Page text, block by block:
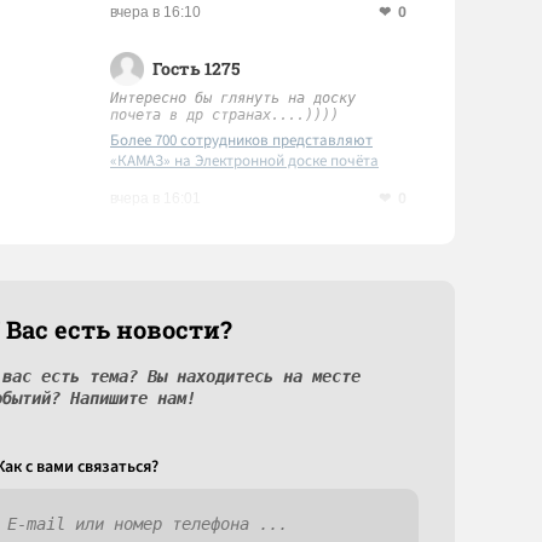
вчера в 16:10 0
Гость 1275
Интересно бы глянуть на доску
почета в др странах....))))
Более 700 сотрудников представляют
«КАМАЗ» на Электронной доске почёта
есть новости?
есть тема? Вы находитесь на месте
Напишите нам!
c вами связаться?